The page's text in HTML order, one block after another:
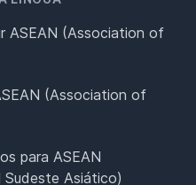
ASEAN (Association of
(Association of
para ASEAN
Asiático)